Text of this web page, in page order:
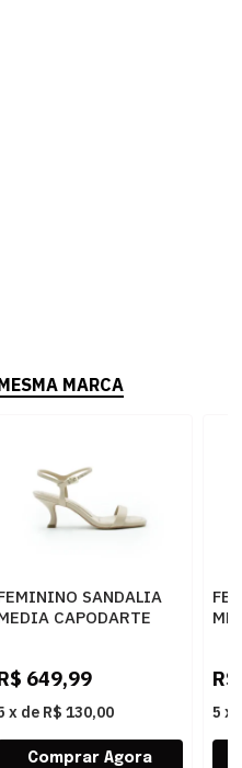
MARCA
SANDALIA
CAPODARTE
649,99
x de R$ 130,00
R$
5 x